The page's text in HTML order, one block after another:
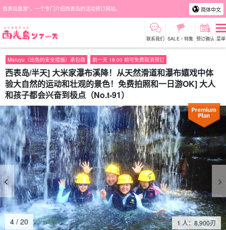
西表岛旅游"，一个专门介绍西表岛的活动预订网站。 简体中文
联系我们 SALE・特集 预订确认 菜单
Maruyu（出色的安全措施）承包商 前一天 18:00 前可免费取消预订
西表岛/半天] 大米家瀑布溪降！从天然滑道和瀑布嬉戏中体
验大自然的运动和壮观的景色！免费拍照和一日游OK] 大人
和孩子都会兴奋到极点（No.t-91）
4 / 20 1 人：8,900刃